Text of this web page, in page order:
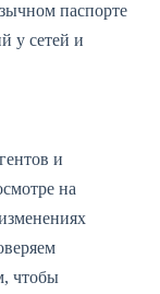
паспорте
у сетей и
и
на
чтобы